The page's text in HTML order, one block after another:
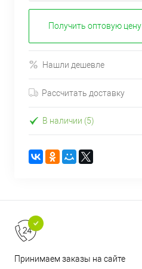
Получить оптовую цену
Нашли дешевле
Рассчитать доставку
В наличии (5)
Принимаем заказы на сайте